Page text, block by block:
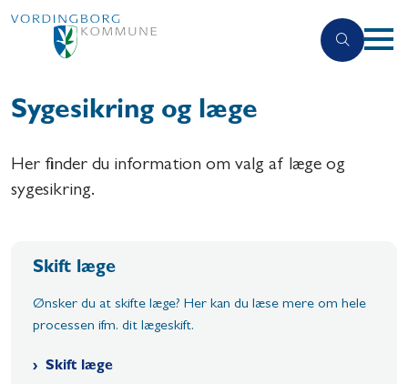
Sygesikring og læge
Her finder du information om valg af læge og
sygesikring.
Skift læge
Ønsker du at skifte læge? Her kan du læse mere om hele
processen ifm. dit lægeskift.
Skift læge